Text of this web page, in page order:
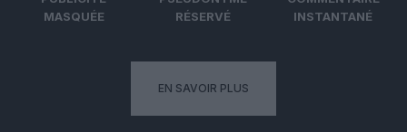
MASQUÉE
RÉSERVÉ
INSTANTANÉ
EN SAVOIR PLUS